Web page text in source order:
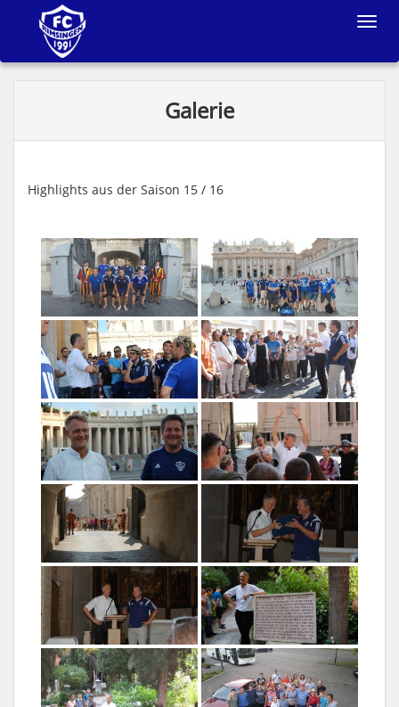
Toggle
Galerie
Highlights aus der Saison 15 / 16